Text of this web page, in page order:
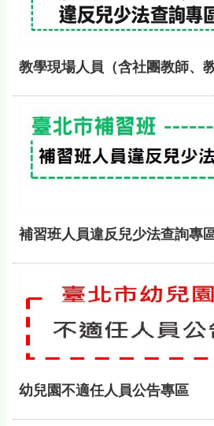
補習班人員違反兒少法查詢專
幼兒園不適任人員公告專區